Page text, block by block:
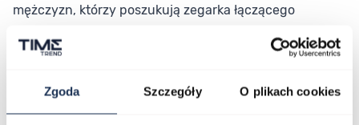
Zgoda Szczegóły O plikach cookies
mężczyzn, którzy poszukują zegarka łączącego
Niebieska tarcza wprowadza subtelny akcent
typowych, stonowanych zegarków. Stalowa bransoleta